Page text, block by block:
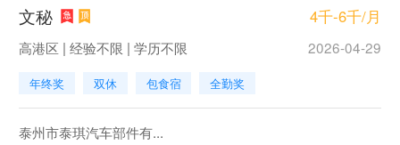
文秘 4千-6千/月
高港区 | 经验不限 | 学历不限 2026-04-29
年终奖 双休 包食宿 全勤奖
泰州市泰琪汽车部件有...